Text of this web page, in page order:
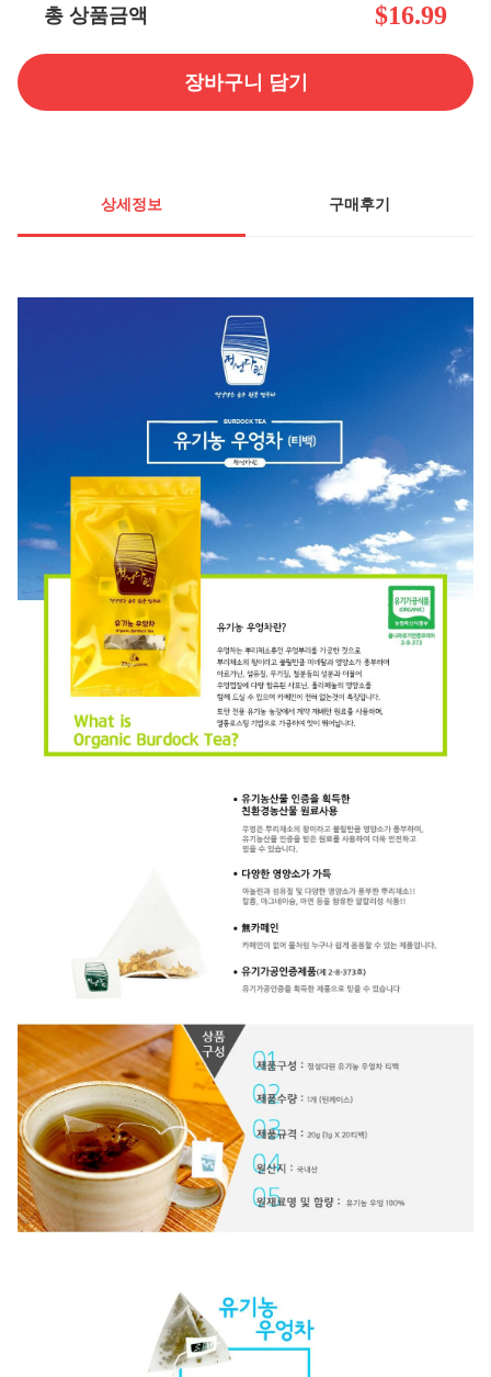
총 상품금액 $16.99
장바구니 담기
상세정보 구매후기